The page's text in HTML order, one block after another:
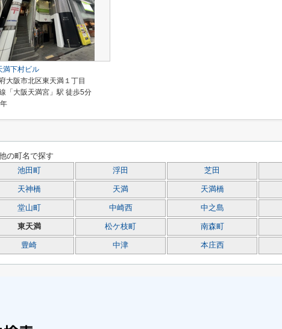
満下村ビル
大阪市北区東天満１丁目
「大阪天満宮」駅 徒歩5分
の町名で探す
池田町 浮田 芝田
天神橋 天満 天満橋
堂山町 中崎西 中之島
東天満 松ケ枝町 南森町
豊崎 中津 本庄西